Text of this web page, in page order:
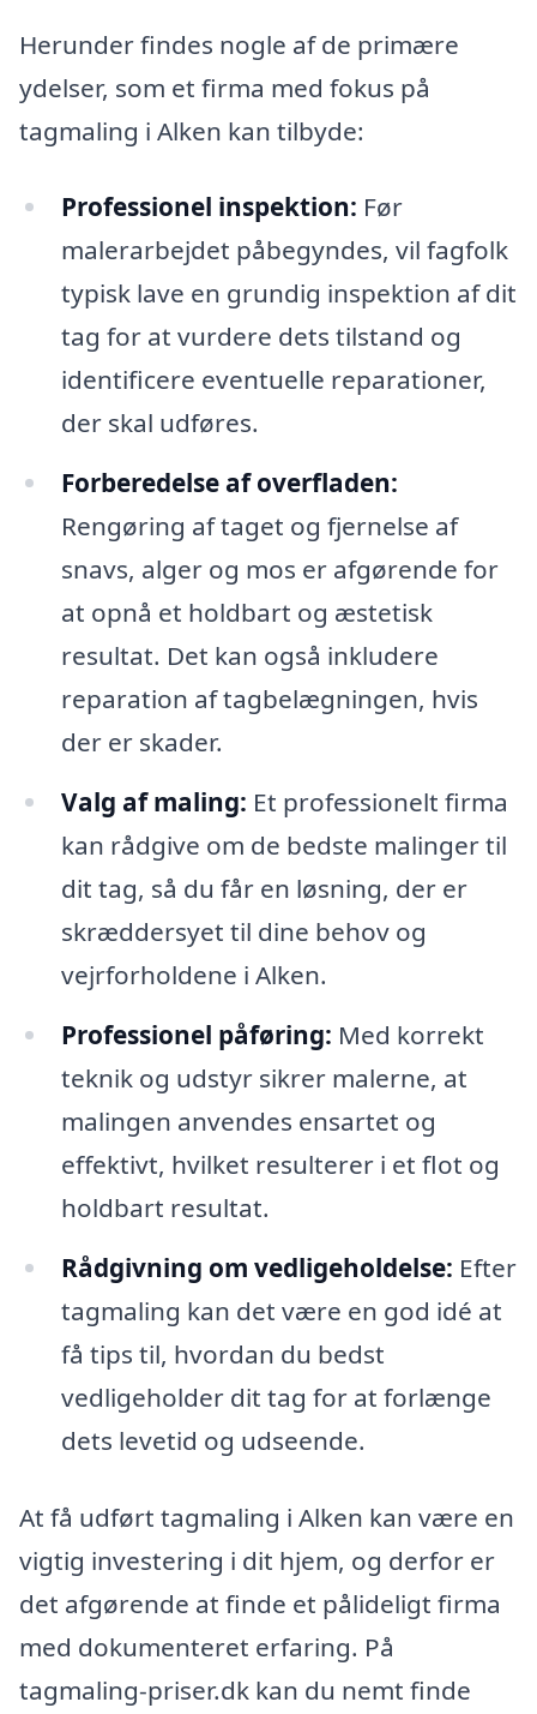
Herunder findes nogle af de primære
ydelser, som et firma med fokus på
tagmaling i Alken kan tilbyde:
Professionel inspektion: Før
malerarbejdet påbegyndes, vil fagfolk
typisk lave en grundig inspektion af dit
tag for at vurdere dets tilstand og
identificere eventuelle reparationer,
der skal udføres.
Forberedelse af overfladen:
Rengøring af taget og fjernelse af
snavs, alger og mos er afgørende for
at opnå et holdbart og æstetisk
resultat. Det kan også inkludere
reparation af tagbelægningen, hvis
der er skader.
Valg af maling: Et professionelt firma
kan rådgive om de bedste malinger til
dit tag, så du får en løsning, der er
skræddersyet til dine behov og
vejrforholdene i Alken.
Professionel påføring: Med korrekt
teknik og udstyr sikrer malerne, at
malingen anvendes ensartet og
effektivt, hvilket resulterer i et flot og
holdbart resultat.
Rådgivning om vedligeholdelse: Efter
tagmaling kan det være en god idé at
få tips til, hvordan du bedst
vedligeholder dit tag for at forlænge
dets levetid og udseende.
At få udført tagmaling i Alken kan være en
vigtig investering i dit hjem, og derfor er
det afgørende at finde et pålideligt firma
med dokumenteret erfaring. På
tagmaling-priser.dk kan du nemt finde